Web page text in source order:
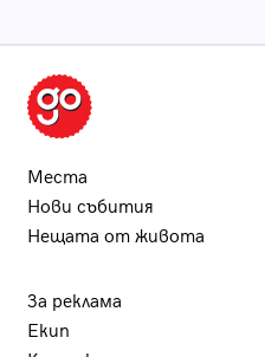
Места
Нови събития
Нещата от живота
За реклама
Екип